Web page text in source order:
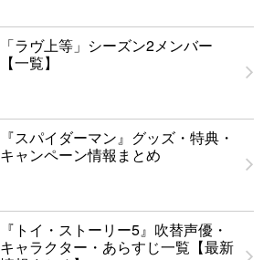
「ラヴ上等」シーズン2メンバー
【一覧】
『スパイダーマン』グッズ・特典・
キャンペーン情報まとめ
『トイ・ストーリー5』吹替声優・
キャラクター・あらすじ一覧【最新